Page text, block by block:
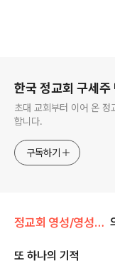
한국 정교회 구세주
초대 교회부터 이어 온 정
합니다.
구독하기
정교회 영성/영성의 샘터
또 하나의 기적